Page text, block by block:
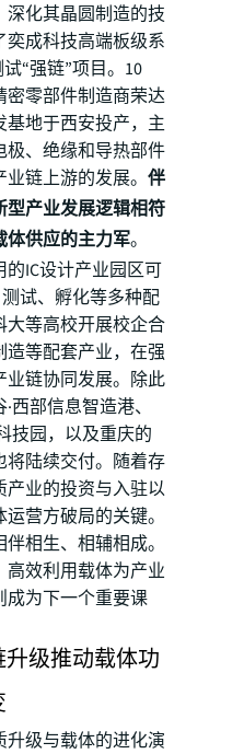
化其晶圆制造的技
成科技高端板级系
“强链”项目。10
密零部件制造商荣达
基地于西安投产，主
极、绝缘和导热部件
链上游的发展。 伴
型产业发展逻辑相符
体供应的主力军。
IC设计产业园区可
试、孵化等多种配
大等高校开展校企合
等配套产业，在强
业链协同发展。除此
西部信息智造港、
技园，以及重庆的
将陆续交付。随着存
产业的投资与入驻以
营方破局的关键。
相生、相辅相成。
高效利用载体为产业
成为下一个重要课
级推动载体功
级与载体的进化演